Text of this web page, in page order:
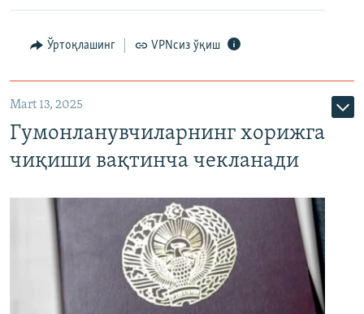
Ўртоқлашинг VPNсиз ўқиш
Mart 13, 2025
Гумонланувчиларнинг хорижга
чиқиши вақтинча чекланади